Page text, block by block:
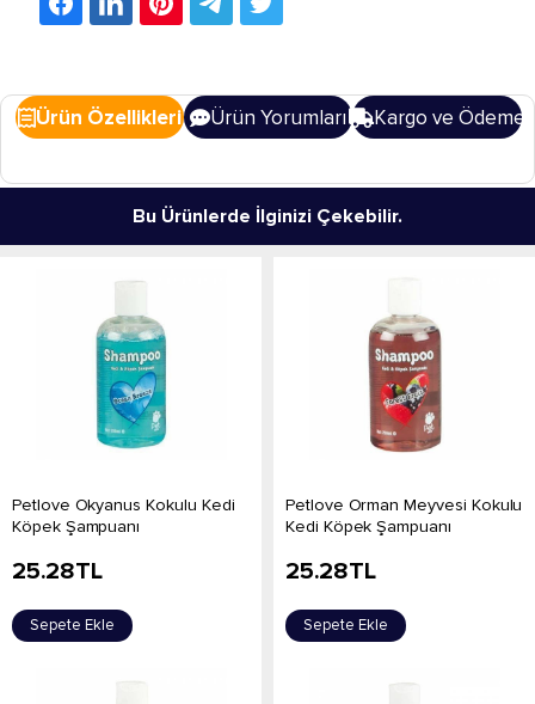
Ürün Özellikleri Ürün Yorumları Kargo ve Ödeme
Bu Ürünlerde İlginizi Çekebilir.
Petlove Okyanus Kokulu Kedi
Köpek Şampuanı
25.28TL
Sepete Ekle
Petlove Orman Meyvesi Kokulu
Kedi Köpek Şampuanı
25.28TL
Sepete Ekle